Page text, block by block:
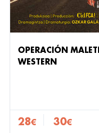
OPERACIÓN
WESTERN
28€ 30€